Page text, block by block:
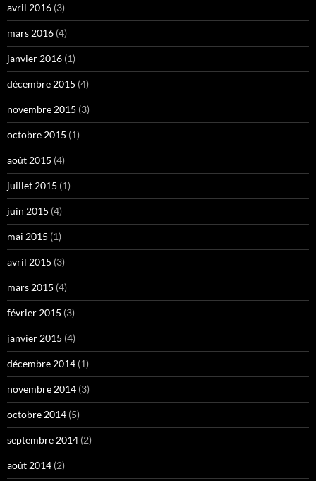
avril 2016 (3)
mars 2016 (4)
janvier 2016 (1)
décembre 2015 (4)
novembre 2015 (3)
octobre 2015 (1)
août 2015 (4)
juillet 2015 (1)
juin 2015 (4)
mai 2015 (1)
avril 2015 (3)
mars 2015 (4)
février 2015 (3)
janvier 2015 (4)
décembre 2014 (1)
novembre 2014 (3)
octobre 2014 (5)
septembre 2014 (2)
août 2014 (2)